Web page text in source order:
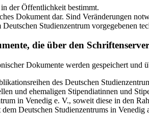
der Öffentlichkeit bestimmt.
Dokument dar. Sind Veränderungen
Studienzentrum vorgegebenen
die über den
Dokumente werden gespeichert und
des Deutschen
und ehemaligen Stipendiatinnen und
in Venedig e. V., soweit diese in den
Deutschen Studienzentrums in